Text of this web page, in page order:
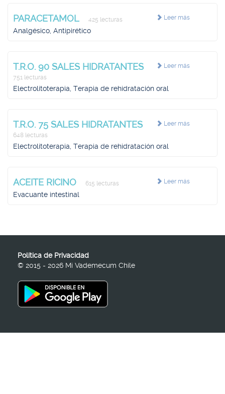
Leer más
PARACETAMOL 425 lecturas
Analgésico, Antipirético
Leer más
T.R.O. 90 SALES HIDRATANTES
751 lecturas
Electrolitoterapia, Terapia de rehidratación oral
Leer más
T.R.O. 75 SALES HIDRATANTES
648 lecturas
Electrolitoterapia, Terapia de rehidratación oral
Leer más
ACEITE RICINO 615 lecturas
Evacuante intestinal
Política de Privacidad
© 2015 - 2026 Mi Vademecum Chile